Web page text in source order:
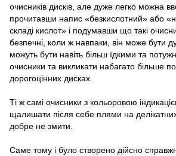
очисників дисків, але дуже легко можна
прочитавши напис «безкислотний» або
складі кислот» і подумавши що такі
безпечні, коли ж навпаки, він може бути
можуть бути навіть більш їдкими та
очисники та викликати набагато більше
дорогоцінних дисках.
Ті ж самі очисники з кольоровою
щалишати після себе плями на
добре не змити.
Саме тому і було створено дійсно